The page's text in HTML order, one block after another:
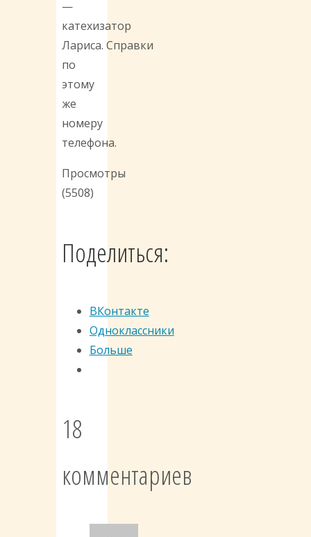
—
катехизатор
Лариса. Справки
по
этому
же
номеру
телефона.
Просмотры
(5508)
Поделиться:
ВКонтакте
Одноклассники
Больше
18
комментариев